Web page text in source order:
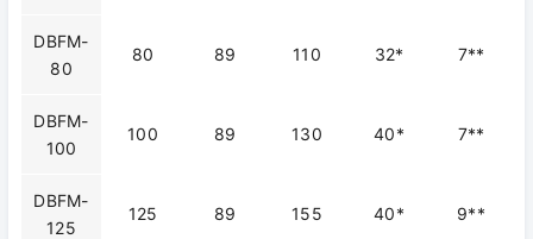
DBFM-
80
80 89 110 32* 7**
DBFM-
100
100 89 130 40* 7**
DBFM-
125
125 89 155 40* 9**